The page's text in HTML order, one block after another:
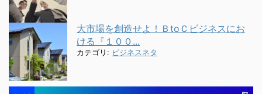
大市場を創造せよ！ＢtoＣビジネスにお
ける『１００...
カテゴリ: ビジネスネタ